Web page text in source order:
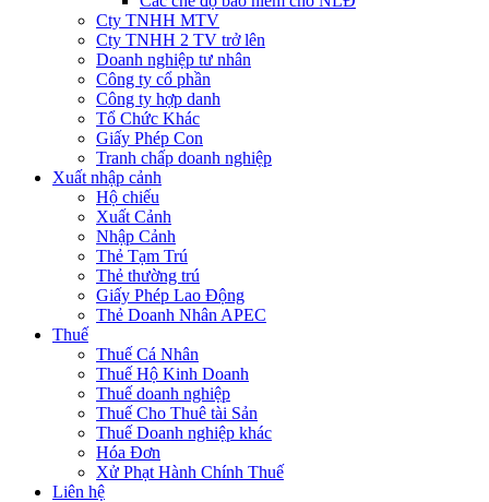
Cty TNHH MTV
Cty TNHH 2 TV trở lên
Doanh nghiệp tư nhân
Công ty cổ phần
Công ty hợp danh
Tổ Chức Khác
Giấy Phép Con
Tranh chấp doanh nghiệp
Xuất nhập cảnh
Hộ chiếu
Xuất Cảnh
Nhập Cảnh
Thẻ Tạm Trú
Thẻ thường trú
Giấy Phép Lao Động
Thẻ Doanh Nhân APEC
Thuế
Thuế Cá Nhân
Thuế Hộ Kinh Doanh
Thuế doanh nghiệp
Thuế Cho Thuê tài Sản
Thuế Doanh nghiệp khác
Hóa Đơn
Xử Phạt Hành Chính Thuế
Liên hệ